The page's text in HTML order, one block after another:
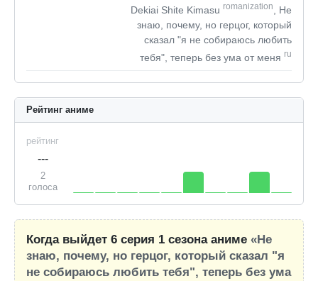
Dekiai Shite Kimasu romanization
, Не
знаю, почему, но герцог, который
сказал "я не собираюсь любить
тебя", теперь без ума от меня ru
Рейтинг аниме
рейтинг
---
2
голоса
Когда выйдет 6 серия 1 сезона аниме «Не
знаю, почему, но герцог, который сказал "я
не собираюсь любить тебя", теперь без ума